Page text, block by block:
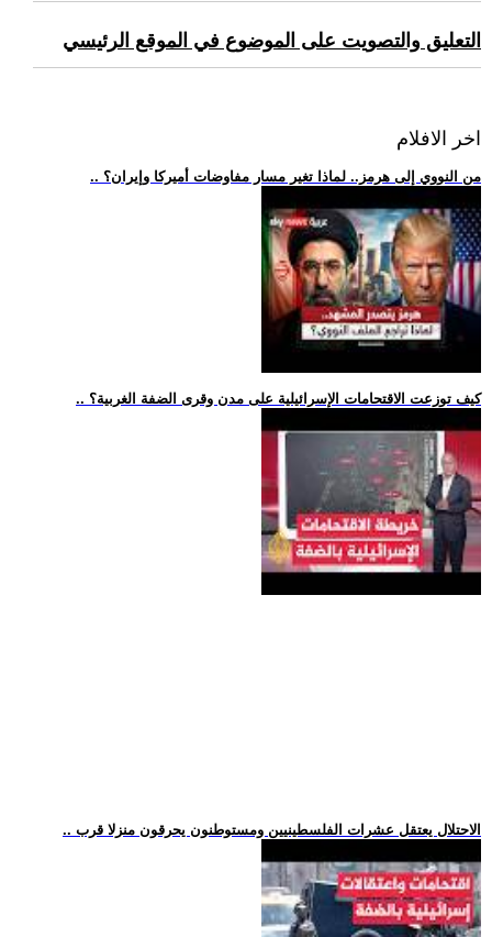
التعليق والتصويت على الموضوع في الموقع الرئيسي
اخر الافلام
.. من النووي إلى هرمز.. لماذا تغير مسار مفاوضات أميركا وإيران؟
.. كيف توزعت الاقتحامات الإسرائيلية على مدن وقرى الضفة الغربية؟
.. الاحتلال يعتقل عشرات الفلسطينيين ومستوطنون يحرقون منزلا قرب